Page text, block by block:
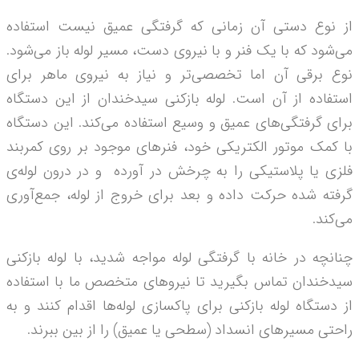
از نوع دستی آن زمانی که گرفتگی عمیق نیست استفاده
می‌شود که با یک فنر و با نیروی دست، مسیر لوله باز می‌­شود.
نوع برقی آن اما تخصصی‌­تر و نیاز به نیروی ماهر برای
استفاده از آن است. لوله بازکنی سیدخندان از این دستگاه
برای گرفتگی‌­های عمیق و وسیع استفاده می‌­کند. این دستگاه
با کمک موتور الکتریکی خود، فنرهای موجود بر روی کمربند
فلزی یا پلاستیکی را به چرخش در آورده و در درون لوله‌­ی
گرفته شده حرکت داده و بعد برای خروج از لوله، جمع‌­آوری
می­‌کند.
چنانچه در خانه با گرفتگی لوله مواجه شدید، با لوله بازکنی
سیدخندان تماس بگیرید تا نیروهای متخصص ما با استفاده
از دستگاه لوله بازکنی برای پاکسازی لوله‌ها اقدام کنند و به
راحتی مسیرهای انسداد (سطحی یا عمیق) را از بین ببرند.